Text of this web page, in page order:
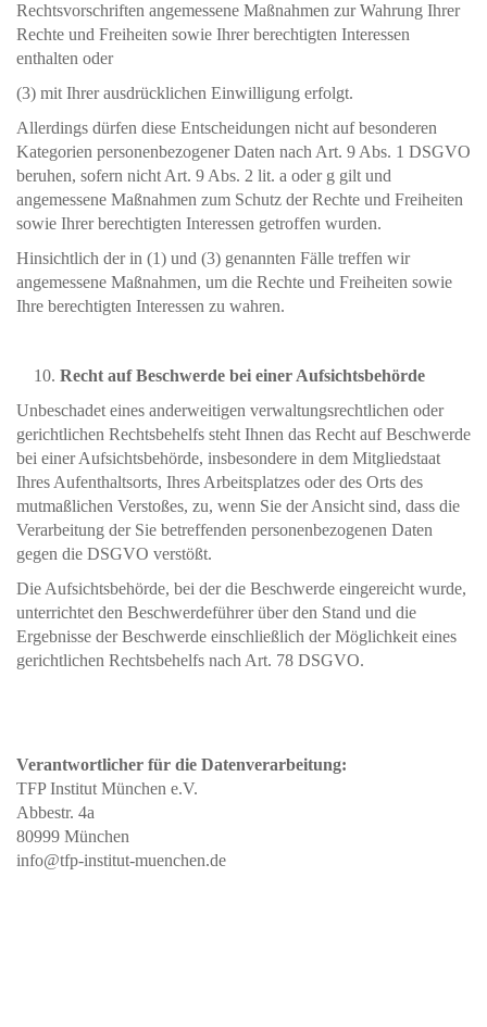
Rechtsvorschriften angemessene Maßnahmen zur Wahrung Ihrer
Rechte und Freiheiten sowie Ihrer berechtigten Interessen
enthalten oder
(3) mit Ihrer ausdrücklichen Einwilligung erfolgt.
Allerdings dürfen diese Entscheidungen nicht auf besonderen
Kategorien personenbezogener Daten nach Art. 9 Abs. 1 DSGVO
beruhen, sofern nicht Art. 9 Abs. 2 lit. a oder g gilt und
angemessene Maßnahmen zum Schutz der Rechte und Freiheiten
sowie Ihrer berechtigten Interessen getroffen wurden.
Hinsichtlich der in (1) und (3) genannten Fälle treffen wir
angemessene Maßnahmen, um die Rechte und Freiheiten sowie
Ihre berechtigten Interessen zu wahren.
Recht auf Beschwerde bei einer Aufsichtsbehörde
Unbeschadet eines anderweitigen verwaltungsrechtlichen oder
gerichtlichen Rechtsbehelfs steht Ihnen das Recht auf Beschwerde
bei einer Aufsichtsbehörde, insbesondere in dem Mitgliedstaat
Ihres Aufenthaltsorts, Ihres Arbeitsplatzes oder des Orts des
mutmaßlichen Verstoßes, zu, wenn Sie der Ansicht sind, dass die
Verarbeitung der Sie betreffenden personenbezogenen Daten
gegen die DSGVO verstößt.
Die Aufsichtsbehörde, bei der die Beschwerde eingereicht wurde,
unterrichtet den Beschwerdeführer über den Stand und die
Ergebnisse der Beschwerde einschließlich der Möglichkeit eines
gerichtlichen Rechtsbehelfs nach Art. 78 DSGVO.
Verantwortlicher für die Datenverarbeitung:
TFP Institut München e.V.
Abbestr. 4a
80999 München
info@tfp-institut-muenchen.de